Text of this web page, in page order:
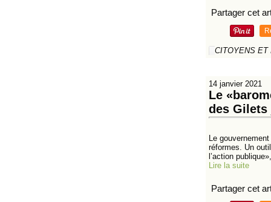
Partager cet
CITOYENS ET
14 janvier 2021
Le
des Gilets
Le
réformes. Un
l’action
Lire la suite
Partager cet